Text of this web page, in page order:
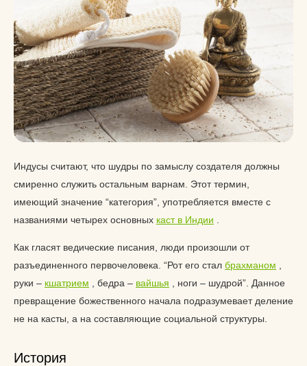
Индусы считают, что шудры по замыслу создателя должны
смиренно служить остальным варнам. Этот термин,
имеющий значение “категория”, употребляется вместе с
названиями четырех основных каст в Индии
Как гласят ведические писания, люди произошли от
разъединенного первочеловека. “Рот его стал брахманом
руки – кшатрием , бедра – вайшья , ноги – шудрой”. Данное
превращение божественного начала подразумевает деление
не на касты, а на составляющие социальной структуры.
История